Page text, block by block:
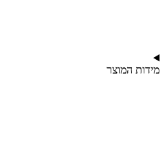
מידות המוצר